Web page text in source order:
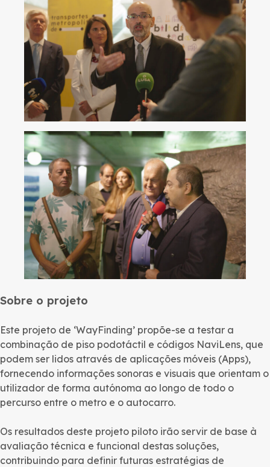
Sobre o projeto
Este projeto de ‘WayFinding’ propõe-se a testar a
combinação de piso podotáctil e códigos NaviLens, que
podem ser lidos através de aplicações móveis (Apps),
fornecendo informações sonoras e visuais que orientam o
utilizador de forma autónoma ao longo de todo o
percurso entre o metro e o autocarro.
Os resultados deste projeto piloto irão servir de base à
avaliação técnica e funcional destas soluções,
contribuindo para definir futuras estratégias de